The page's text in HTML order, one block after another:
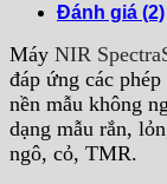
Đánh giá (2)
Máy NIR
đáp ứng các
nền mẫu không
dạng mẫu rắn,
ngô, cỏ, TMR.